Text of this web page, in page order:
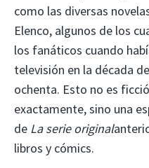
como las diversas
Elenco, algunos de los
los fanáticos cuando
televisión en la década
ochenta. Esto no es
exactamente, sino una
de La serie original
libros y cómics.